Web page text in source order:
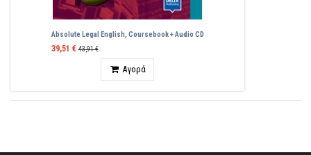
Absolute Legal English, Coursebook + Audio CD
39,51 € 43,91 €
Ποσότητα
Αγορά